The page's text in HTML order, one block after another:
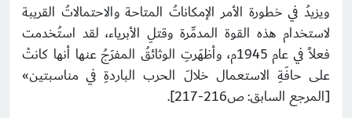
ويزيدُ في خطورة الأمر الإمكاناتُ المتاحة والاحتمالاتُ القريبة
لاستخدام هذه القوة المدمِّرة وقتلِ الأبرياء، لقد استُخدمت
فعلاً في عام 1945م، وأظهَرتِ الوثائقُ المفرَجُ عنها أنها كانتْ
على حافَةِ الاستعمال خلالَ الحرب الباردةِ في مناسبتين»
[المرجع السابق: ص216-217].